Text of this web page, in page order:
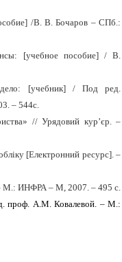
/В.В. Бочаров –СПб.:
[учебное пособие] /В.
[учебник]/ Подред.
– 544с.
// Урядовий кур’єр.–
[Електронний ресурс]. –
ИНФРА – М, 2007. – 495 с.
проф. А.М. Ковалевой. – М.: